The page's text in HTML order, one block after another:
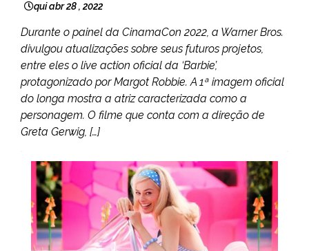
qui abr 28 , 2022
Durante o painel da CinamaCon 2022, a Warner Bros.
divulgou atualizações sobre seus futuros projetos,
entre eles o live action oficial da ‘Barbie’,
protagonizado por Margot Robbie. A 1ª imagem oficial
do longa mostra a atriz caracterizada como a
personagem. O filme que conta com a direção de
Greta Gerwig, […]